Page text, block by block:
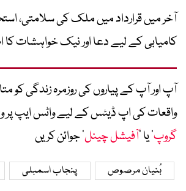
آخر میں قرارداد میں ملک کی سلامتی،
کامیابی کے لیے دعا اور نیک خواہشات کا
آپ اور آپ کے پیاروں کی روزمرہ زندگی کو
واقعات کی اپ ڈیٹس کے لیے واٹس ایپ پر
گروپ‘ یا ’آفیشل چینل‘ جوائن کریں
بُنیان مرصوص پنجاب اسمبلی